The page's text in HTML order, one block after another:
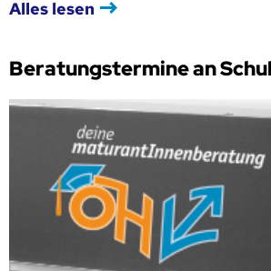
Alles lesen
Beratungstermine an